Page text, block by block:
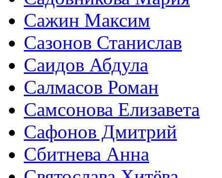
Сажин Максим
Сазонов Станислав
Саидов Абдула
Салмасов Роман
Самсонова Елизавета
Сафонов Дмитрий
Сбитнева Анна